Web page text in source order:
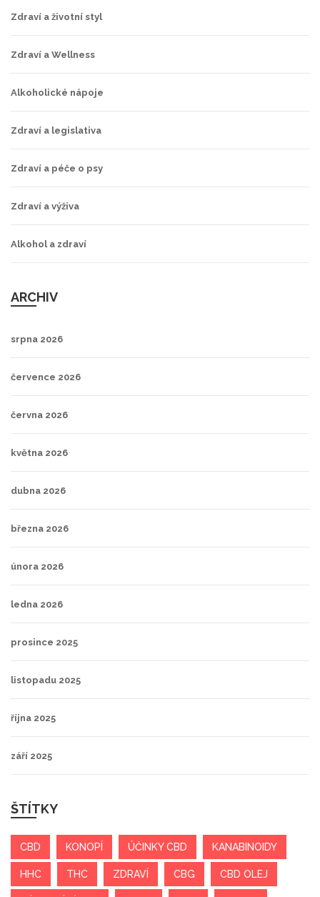
Zdraví a životní styl
Zdraví a Wellness
Alkoholické nápoje
Zdraví a legislativa
Zdraví a péče o psy
Zdraví a výživa
Alkohol a zdraví
ARCHIV
srpna 2026
července 2026
června 2026
května 2026
dubna 2026
března 2026
února 2026
ledna 2026
prosince 2025
listopadu 2025
října 2025
září 2025
ŠTÍTKY
CBD KONOPÍ ÚČINKY CBD KANABINOIDY
HHC THC ZDRAVÍ CBG CBD OLEJ